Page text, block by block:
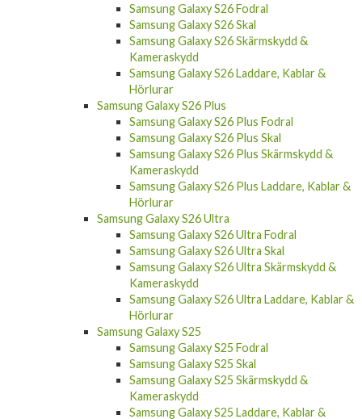
Samsung Galaxy S26 Fodral
Samsung Galaxy S26 Skal
Samsung Galaxy S26 Skärmskydd &
Kameraskydd
Samsung Galaxy S26 Laddare, Kablar &
Hörlurar
Samsung Galaxy S26 Plus
Samsung Galaxy S26 Plus Fodral
Samsung Galaxy S26 Plus Skal
Samsung Galaxy S26 Plus Skärmskydd &
Kameraskydd
Samsung Galaxy S26 Plus Laddare, Kablar &
Hörlurar
Samsung Galaxy S26 Ultra
Samsung Galaxy S26 Ultra Fodral
Samsung Galaxy S26 Ultra Skal
Samsung Galaxy S26 Ultra Skärmskydd &
Kameraskydd
Samsung Galaxy S26 Ultra Laddare, Kablar &
Hörlurar
Samsung Galaxy S25
Samsung Galaxy S25 Fodral
Samsung Galaxy S25 Skal
Samsung Galaxy S25 Skärmskydd &
Kameraskydd
Samsung Galaxy S25 Laddare, Kablar &